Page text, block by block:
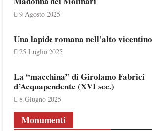
9 Agosto 2025
Una lapide romana nell’alto vicentino
25 Luglio 2025
La “macchina” di Girolamo Fabrici
d’Acquapendente (XVI sec.)
8 Giugno 2025
Monumenti